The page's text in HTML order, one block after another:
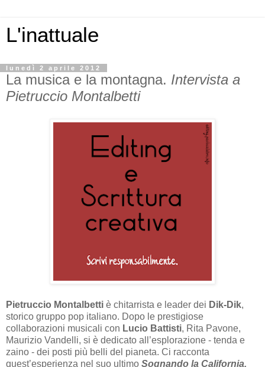
L'inattuale
lunedì 2 aprile 2012
La musica e la montagna. Intervista a
Pietruccio Montalbetti
Pietruccio Montalbetti è chitarrista e leader dei Dik-Dik,
storico gruppo pop italiano. Dopo le prestigiose
collaborazioni musicali con Lucio Battisti, Rita Pavone,
Maurizio Vandelli, si è dedicato all’esplorazione - tenda e
zaino - dei posti più belli del pianeta. Ci racconta
quest’esperienza nel suo ultimo Sognando la California.